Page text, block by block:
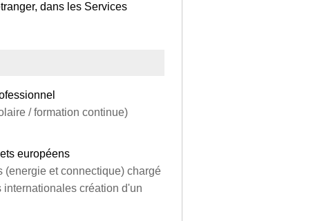
dans les Services
/ formation continue)
européens
(energie et connectique) chargé
création d'un